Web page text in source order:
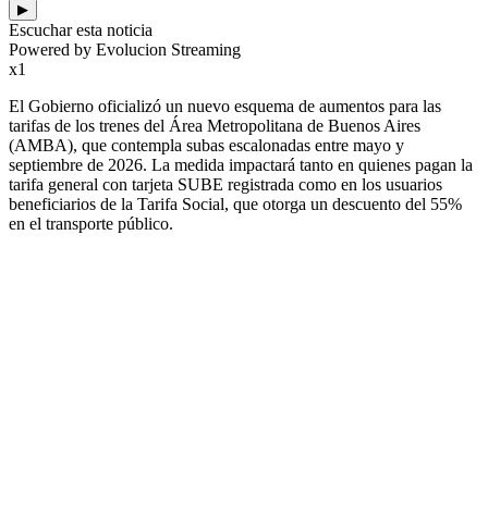
▶
Escuchar esta noticia
Powered by Evolucion Streaming
x1
El Gobierno oficializó un nuevo esquema de aumentos para las
tarifas de los trenes del Área Metropolitana de Buenos Aires
(AMBA), que contempla subas escalonadas entre mayo y
septiembre de 2026. La medida impactará tanto en quienes pagan la
tarifa general con tarjeta SUBE registrada como en los usuarios
beneficiarios de la Tarifa Social, que otorga un descuento del 55%
en el transporte público.